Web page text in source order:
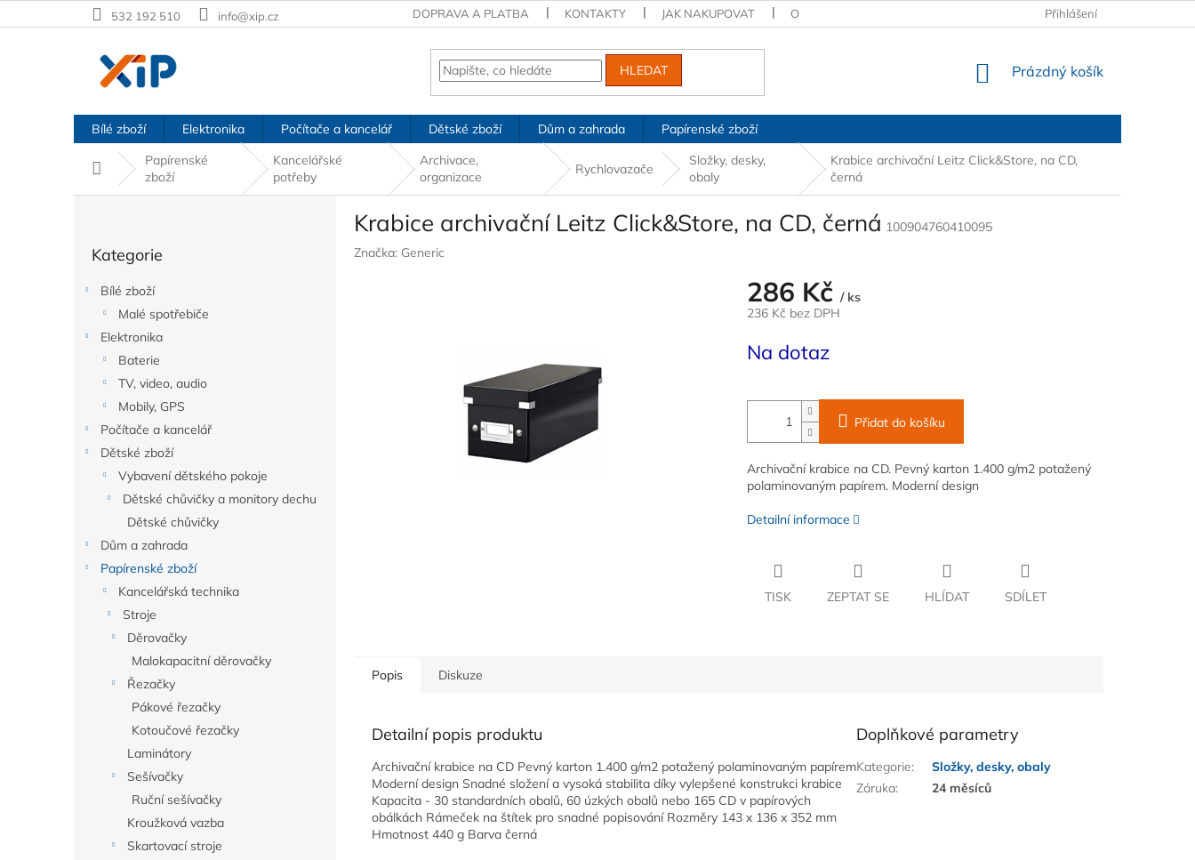
na
532 192 510 info@xip.cz DOPRAVA A PLATBA KONTAKTY JAK NAKUPOVAT OBCHODNÍ PODMÍNKY PODMÍNKY OCHRANY OSOBNÍCH ÚDAJŮ
Přihlášení
HLEDAT
NÁKUPNÍ
Prázdný košík
Bílé zboží Elektronika Počítače a kancelář Dětské zboží Dům a zahrada Papírenské zboží
Domů
Papírenské
zboží
Kancelářské
potřeby
Archivace,
organizace
Rychlovazače
Složky, desky,
obaly
Krabice archivační Leitz Click&Store, na CD,
černá
kategorie
Kategorie
Bílé zboží
Malé spotřebiče
Elektronika
Baterie
TV, video, audio
Mobily, GPS
Počítače a kancelář
Dětské zboží
Vybavení dětského pokoje
Dětské chůvičky a monitory dechu
Dětské chůvičky
Dům a zahrada
Papírenské zboží
Kancelářská technika
Stroje
Děrovačky
Malokapacitní děrovačky
Řezačky
Pákové řezačky
Kotoučové řezačky
Laminátory
Sešívačky
Ruční sešívačky
Kroužková vazba
Skartovací stroje
Krabice archivační Leitz Click&Store, na CD, černá 100904760410095
Značka: Generic
286 Kč / ks
236 Kč bez DPH
cena:
Na dotaz
Přidat do košíku
Archivační krabice na CD. Pevný karton 1.400 g/m2 potažený
polaminovaným papírem. Moderní design
Detailní informace
TISK ZEPTAT SE HLÍDAT SDÍLET
Popis Diskuze
Detailní popis produktu
Archivační krabice na CD Pevný karton 1.400 g/m2 potažený polaminovaným papírem
Moderní design Snadné složení a vysoká stabilita díky vylepšené konstrukci krabice
Kapacita - 30 standardních obalů, 60 úzkých obalů nebo 165 CD v papírových
obálkách Rámeček na štítek pro snadné popisování Rozměry 143 x 136 x 352 mm
Hmotnost 440 g Barva černá
Doplňkové parametry
Kategorie:
Složky, desky, obaly
Záruka: 24 měsíců